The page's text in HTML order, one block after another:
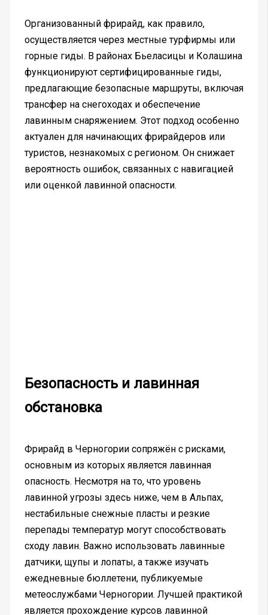
Организованный фрирайд, как правило,
осуществляется через местные турфирмы или
горные гиды. В районах Бьеласицы и Колашина
функционируют сертифицированные гиды,
предлагающие безопасные маршруты, включая
трансфер на снегоходах и обеспечение
лавинным снаряжением. Этот подход особенно
актуален для начинающих фрирайдеров или
туристов, незнакомых с регионом. Он снижает
вероятность ошибок, связанных с навигацией
или оценкой лавинной опасности.
Безопасность и лавинная
обстановка
Фрирайд в Черногории сопряжён с рисками,
основным из которых является лавинная
опасность. Несмотря на то, что уровень
лавинной угрозы здесь ниже, чем в Альпах,
нестабильные снежные пласты и резкие
перепады температур могут способствовать
сходу лавин. Важно использовать лавинные
датчики, щупы и лопаты, а также изучать
ежедневные бюллетени, публикуемые
метеослужбами Черногории. Лучшей практикой
является прохождение курсов лавинной